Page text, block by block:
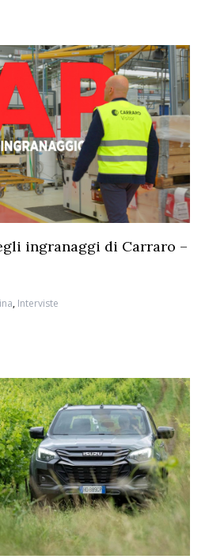
ingranaggi di Carraro –
, Interviste